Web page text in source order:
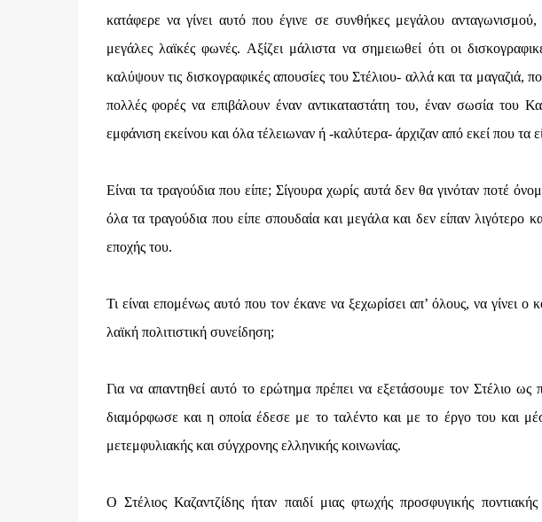
κατάφερε να γίνει αυτό που έγινε σε συνθήκες μεγάλου
μεγάλες λαϊκές φωνές. Αξίζει μάλιστα να σημειωθεί ότι οι
καλύψουν τις δισκογραφικές απουσίες του Στέλιου- αλλά και τα μαγαζιά,
πολλές φορές να επιβάλουν έναν αντικαταστάτη του, έναν σωσία του
εμφάνιση εκείνου και όλα τέλειωναν ή -καλύτερα- άρχιζαν από εκεί που τα
Είναι τα τραγούδια που είπε; Σίγουρα χωρίς αυτά δεν θα γινόταν ποτέ
όλα τα τραγούδια που είπε σπουδαία και μεγάλα και δεν είπαν λιγότερο
εποχής του.
Τι είναι επομένως αυτό που τον έκανε να ξεχωρίσει απ’ όλους, να γίνει ο
λαϊκή πολιτιστική συνείδηση;
Για να απαντηθεί αυτό το ερώτημα πρέπει να εξετάσουμε τον Στέλιο
διαμόρφωσε και η οποία έδεσε με το ταλέντο και με το έργο του και
μετεμφυλιακής και σύγχρονης ελληνικής κοινωνίας.
Ο Στέλιος Καζαντζίδης ήταν παιδί μιας φτωχής προσφυγικής